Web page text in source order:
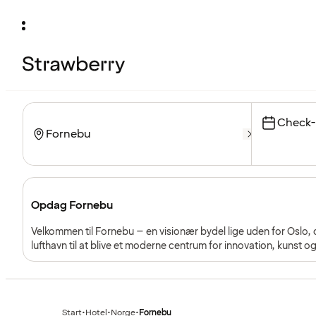
Opdag Fornebu
Velkommen til Fornebu – en visionær bydel lige uden for
lufthavn til at blive et moderne centrum for innovation, kunst
moderne arkitektur med strande, grønne parker og et levende
Start•Hotel•Norge•Fornebu